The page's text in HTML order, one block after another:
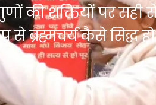
की शक्तियों पर
ब्रह्मचर्य कैसे सिद्ध